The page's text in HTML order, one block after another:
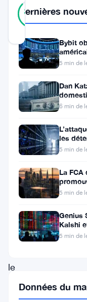
87%
votes
L’Union
accordé
une
approbation
réglementaire
cryptomonnaies
le
cadre
Dernières
Bybit
par
5 min de
Dan
du
6 min de
les
5 min de
La
sur le
5 min de
Genius
Kalshi
5 min de
Données du